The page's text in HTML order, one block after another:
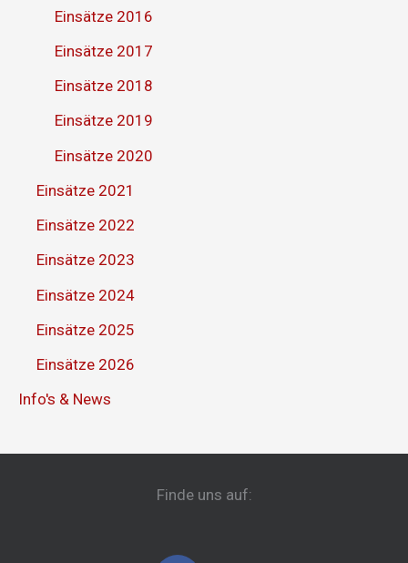
Einsätze 2016
Einsätze 2017
Einsätze 2018
Einsätze 2019
Einsätze 2020
Einsätze 2021
Einsätze 2022
Einsätze 2023
Einsätze 2024
Einsätze 2025
Einsätze 2026
Info's & News
Finde uns auf: